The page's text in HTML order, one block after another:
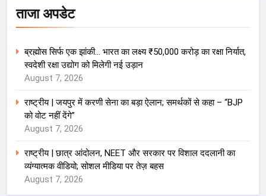
ताजा अपडेट
ब्रह्मोस सिर्फ एक झांकी… भारत का लक्ष्य ₹50,000 करोड़ का रक्षा निर्यात,
स्वदेशी रक्षा उद्योग को मिलेगी नई उड़ान
August 7, 2026
राष्ट्रीय | जयपुर में करणी सेना का बड़ा ऐलान; समर्थकों से कहा – “BJP
को वोट नहीं देंगे”
August 7, 2026
राष्ट्रीय | छात्र आंदोलन, NEET और सरकार पर विशाल ददलानी का
व्यंग्यात्मक वीडियो; सोशल मीडिया पर तेज़ बहस
August 7, 2026